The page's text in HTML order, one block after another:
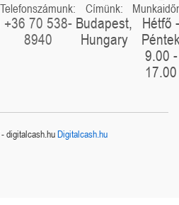
Telefonszámunk:
+36 70 538-
8940
Címünk:
Budapest,
Hungary
Hétfő -
9.00 -
17.00
digitalcash.huDigitalcash.hu